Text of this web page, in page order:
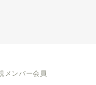
メンバー会員